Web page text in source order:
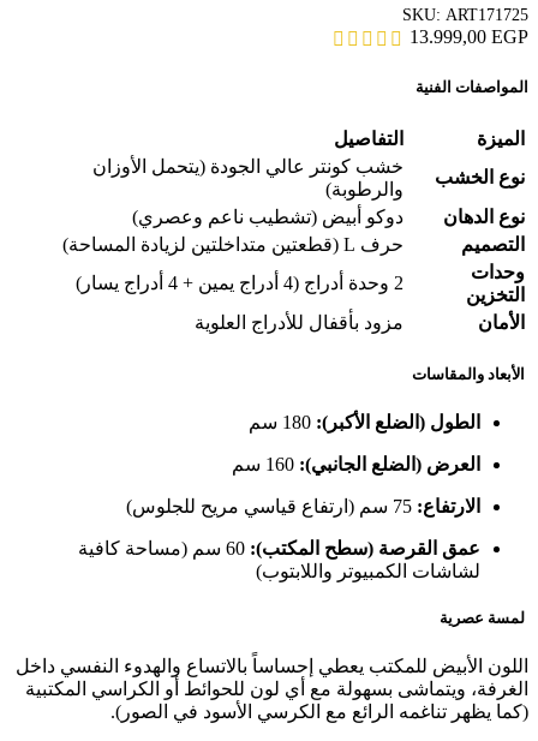
SKU: ART171725
13.999,00 EGP
المواصفات الفنية
الميزة
التفاصيل
نوع الخشب
خشب كونتر عالي الجودة (يتحمل الأوزان
والرطوبة)
نوع الدهان
دوكو أبيض (تشطيب ناعم وعصري)
التصميم
حرف L (قطعتين متداخلتين لزيادة المساحة)
وحدات
التخزين
2 وحدة أدراج (4 أدراج يمين + 4 أدراج يسار)
الأمان
مزود بأقفال للأدراج العلوية
الأبعاد والمقاسات
الطول (الضلع الأكبر):
العرض (الضلع الجانبي):
الارتفاع:
عمق القرصة (سطح المكتب):
60 سم (مساحة كافية
لشاشات الكمبيوتر واللابتوب)
لمسة عصرية
اللون الأبيض للمكتب يعطي إحساساً بالاتساع والهدوء النفسي داخل
الغرفة، ويتماشى بسهولة مع أي لون للحوائط أو الكراسي المكتبية
(كما يظهر تناغمه الرائع مع الكرسي الأسود في الصور).